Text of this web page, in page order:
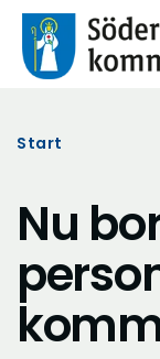
Start
Nu